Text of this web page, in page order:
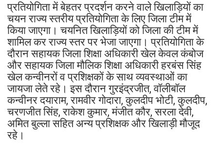
प्रतियोगिता में बेहतर प्रदर्शन करने वाले खिलाड़ियों का
चयन राज्य स्तरीय प्रतियोगिता के लिए जिला टीम में
किया जाएगा। चयनित खिलाड़ियों को जिला की टीम में
शामिल कर राज्य स्तर पर भेजा जाएगा। प्रतियोगिता के
दौरान सहायक जिला शिक्षा अधिकारी खेल केवल कंबोज
और सहायक जिला मौलिक शिक्षा अधिकारी हरबंस सिंह
खेल कन्वीनरों व प्रशिक्षकों के साथ व्यवस्थाओं का
जायजा लेते रहे। इस दौरान गुरइंद्रजीत, वॉलीबॉल
कन्वीनर दयाराम, रामवीर गोदारा, कुलदीप भोटी, कुलदीप,
चरणजीत सिंह, राकेश कुमार, मंजीत कौर, सरला देवी,
अमित बुल्ला सहित अन्य प्रशिक्षक और खिलाड़ी मौजूद
रहे।